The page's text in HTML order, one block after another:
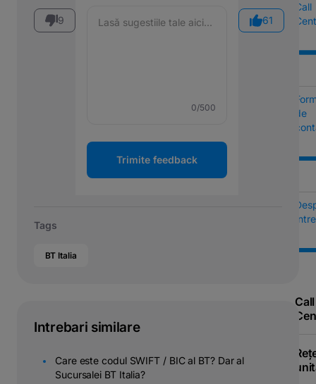
Call
de
Call
9
0/500
Trimite feedback
61
Tags
BT Italia
Intrebari similare
Care este codul SWIFT / BIC al BT? Dar al
Sucursalei BT Italia?